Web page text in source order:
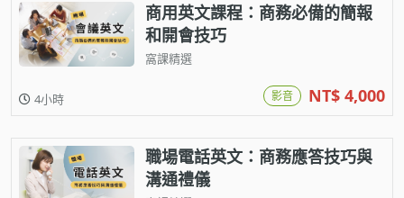
商用英文課程：商務必備的簡報
和開會技巧
窩課精選
4小時 影音 NT$ 4,000
職場電話英文：商務應答技巧與
溝通禮儀